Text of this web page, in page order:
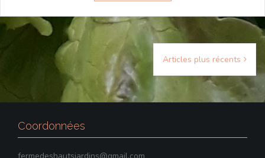
Navigation
articles
Articles plus récents
Coordonnées